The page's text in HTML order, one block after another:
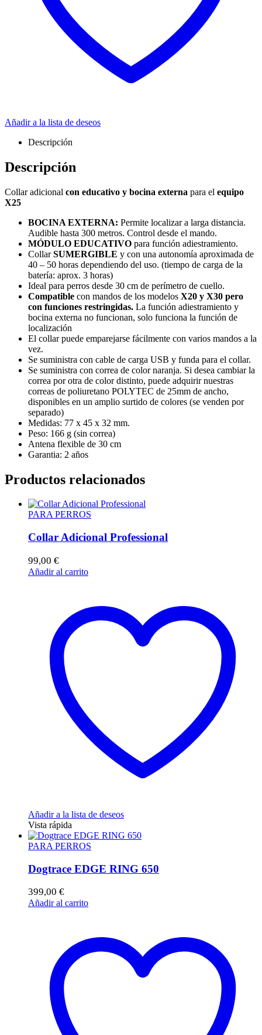
Añadir a la lista de deseos
Descripción
Descripción
Collar adicional con educativo y bocina externa para el equipo
X25
BOCINA EXTERNA: Permite localizar a larga distancia.
Audible hasta 300 metros. Control desde el mando.
MÓDULO EDUCATIVO para función adiestramiento.
CollarSUMERGIBLE y con una autonomía aproximada de
40 – 50 horas dependiendo del uso. (tiempo de carga de la
batería: aprox. 3 horas)
Ideal para perros desde 30 cm de perímetro de cuello.
Compatible con mandos de los modelos X20 y X30 pero
con funciones restringidas. La función adiestramiento y
bocina externa no funcionan, solo funciona la función de
localización
El collar puede emparejarse fácilmente con varios mandos a la
vez.
Se suministra con cable de carga USB y funda para el collar.
Se suministra con correa de color naranja. Si desea cambiar la
correa por otra de color distinto, puede adquirir nuestras
correas de poliuretano POLYTEC de 25mm de ancho,
disponibles en un amplio surtido de colores (se venden por
separado)
Medidas: 77 x 45 x 32 mm.
Peso: 166 g (sin correa)
Antena flexible de 30 cm
Garantia: 2 años
Productos relacionados
PARA PERROS
Collar Adicional Professional
99,00 €
Añadir al carrito
Añadir a la lista de deseos
Vista rápida
PARA PERROS
Dogtrace EDGE RING 650
399,00 €
Añadir al carrito